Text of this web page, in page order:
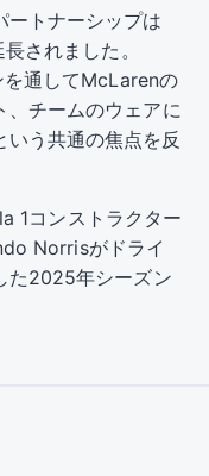
ートナーシップは
されました。
通してMcLarenの
、チームのウェアに
う共通の焦点を反
1コンストラクター
Norrisがドライ
た2025年シーズン